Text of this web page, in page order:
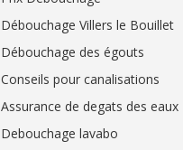
Débouchage Villers le Bouillet
Débouchage des égouts
Conseils pour canalisations
Assurance de degats des eaux
Debouchage lavabo